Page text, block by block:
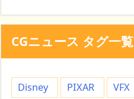
CGニュース タグ一覧
Disney PIXAR VFX